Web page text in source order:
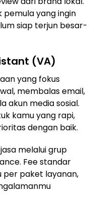
pemula yang ingin
siap terjun besar-
(VA)
yang fokus
membalas email,
akun media sosial.
kamu yang rapi,
dengan baik.
melalui grup
Fee standar
per paket layanan,